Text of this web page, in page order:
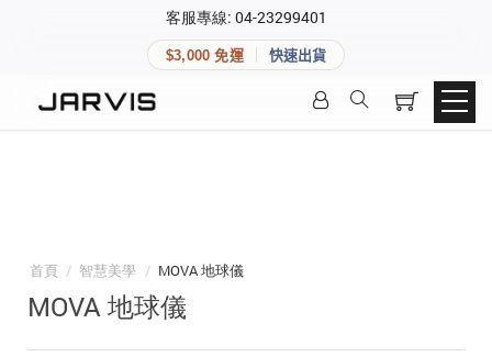
客服專線: 04-23299401
$3,000 免運 快速出貨
首頁 / 智慧美學 / MOVA 地球儀
MOVA 地球儀
快速連結
登入後可查看訂單、會員資料與收藏清單。